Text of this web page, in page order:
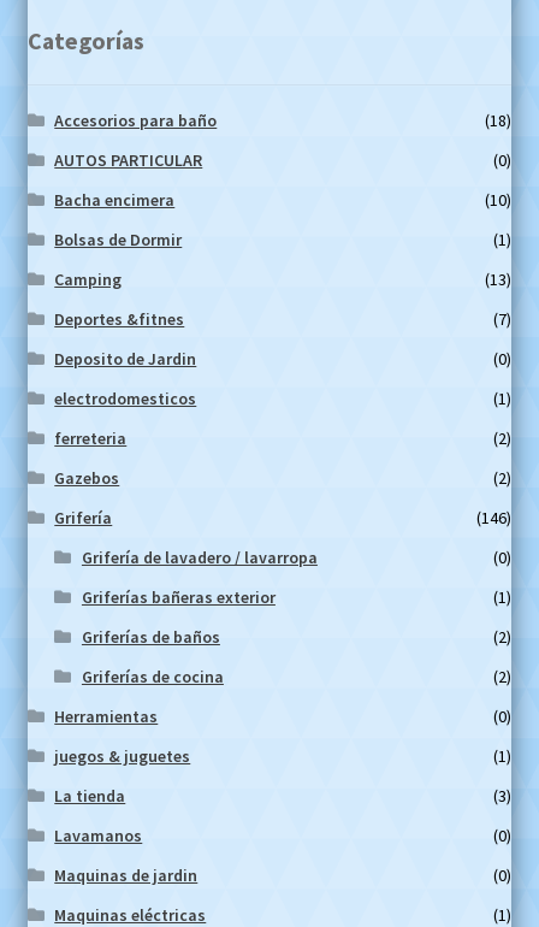
Categorías
Accesorios para baño
(18)
AUTOS PARTICULAR
(0)
Bacha encimera
(10)
Bolsas de Dormir
(1)
Camping
(13)
Deportes &fitnes
(7)
Deposito de Jardin
(0)
electrodomesticos
(1)
ferreteria
(2)
Gazebos
(2)
Grifería
(146)
Grifería de lavadero / lavarropa
(0)
Griferías bañeras exterior
(1)
Griferías de baños
(2)
Griferías de cocina
(2)
Herramientas
(0)
juegos & juguetes
(1)
La tienda
(3)
Lavamanos
(0)
Maquinas de jardin
(0)
Maquinas eléctricas
(1)